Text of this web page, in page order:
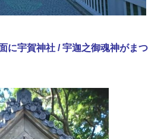
に宇賀神社 / 宇迦之御魂神がまつ